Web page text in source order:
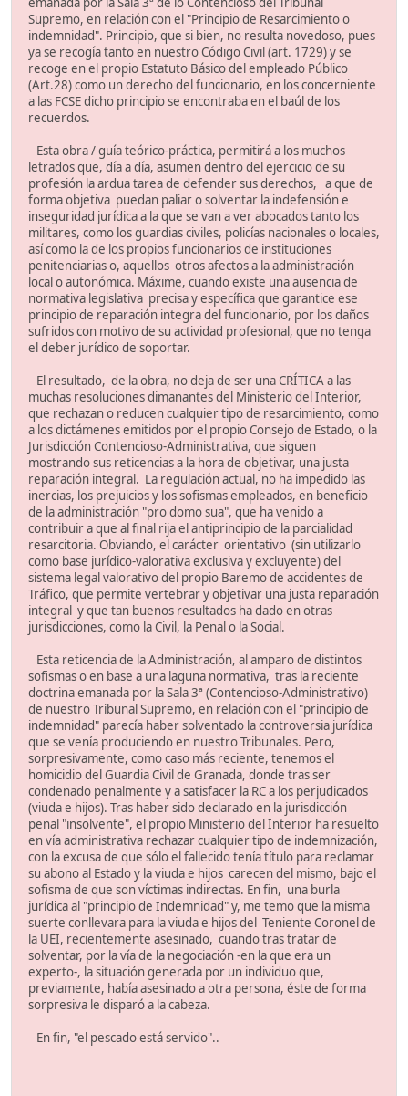
Supremo, en relación con el "Principio de Resarcimiento o
indemnidad". Principio, que si bien, no resulta novedoso, pues
ya se recogía tanto en nuestro Código Civil (art. 1729) y se
recoge en el propio Estatuto Básico del empleado Público
(Art.28) como un derecho del funcionario, en los concerniente
a las FCSE dicho principio se encontraba en el baúl de los
recuerdos.
Esta obra / guía teórico-práctica, permitirá a los muchos
letrados que, día a día, asumen dentro del ejercicio de su
profesión la ardua tarea de defender sus derechos, a que de
forma objetiva puedan paliar o solventar la indefensión e
inseguridad jurídica a la que se van a ver abocados tanto los
militares, como los guardias civiles, policías nacionales o locales,
así como la de los propios funcionarios de instituciones
penitenciarias o, aquellos otros afectos a la administración
local o autonómica. Máxime, cuando existe una ausencia de
normativa legislativa precisa y específica que garantice ese
principio de reparación integra del funcionario, por los daños
sufridos con motivo de su actividad profesional, que no tenga
el deber jurídico de soportar.
El resultado, de la obra, no deja de ser una CRÍTICA a las
muchas resoluciones dimanantes del Ministerio del Interior,
que rechazan o reducen cualquier tipo de resarcimiento, como
a los dictámenes emitidos por el propio Consejo de Estado, o la
Jurisdicción Contencioso-Administrativa, que siguen
mostrando sus reticencias a la hora de objetivar, una justa
reparación integral. La regulación actual, no ha impedido las
inercias, los prejuicios y los sofismas empleados, en beneficio
de la administración "pro domo sua", que ha venido a
contribuir a que al final rija el antiprincipio de la parcialidad
resarcitoria. Obviando, el carácter orientativo (sin utilizarlo
como base jurídico-valorativa exclusiva y excluyente) del
sistema legal valorativo del propio Baremo de accidentes de
Tráfico, que permite vertebrar y objetivar una justa reparación
integral y que tan buenos resultados ha dado en otras
jurisdicciones, como la Civil, la Penal o la Social.
Esta reticencia de la Administración, al amparo de distintos
sofismas o en base a una laguna normativa, tras la reciente
doctrina emanada por la Sala 3ª (Contencioso-Administrativo)
de nuestro Tribunal Supremo, en relación con el "principio de
indemnidad" parecía haber solventado la controversia jurídica
que se venía produciendo en nuestro Tribunales. Pero,
sorpresivamente, como caso más reciente, tenemos el
homicidio del Guardia Civil de Granada, donde tras ser
condenado penalmente y a satisfacer la RC a los perjudicados
(viuda e hijos). Tras haber sido declarado en la jurisdicción
penal "insolvente", el propio Ministerio del Interior ha resuelto
en vía administrativa rechazar cualquier tipo de indemnización,
con la excusa de que sólo el fallecido tenía título para reclamar
su abono al Estado y la viuda e hijos carecen del mismo, bajo el
sofisma de que son víctimas indirectas. En fin, una burla
jurídica al "principio de Indemnidad" y, me temo que la misma
suerte conllevara para la viuda e hijos del Teniente Coronel de
la UEI, recientemente asesinado, cuando tras tratar de
solventar, por la vía de la negociación -en la que era un
experto-, la situación generada por un individuo que,
previamente, había asesinado a otra persona, éste de forma
sorpresiva le disparó a la cabeza.
En fin, "el pescado está servido"..